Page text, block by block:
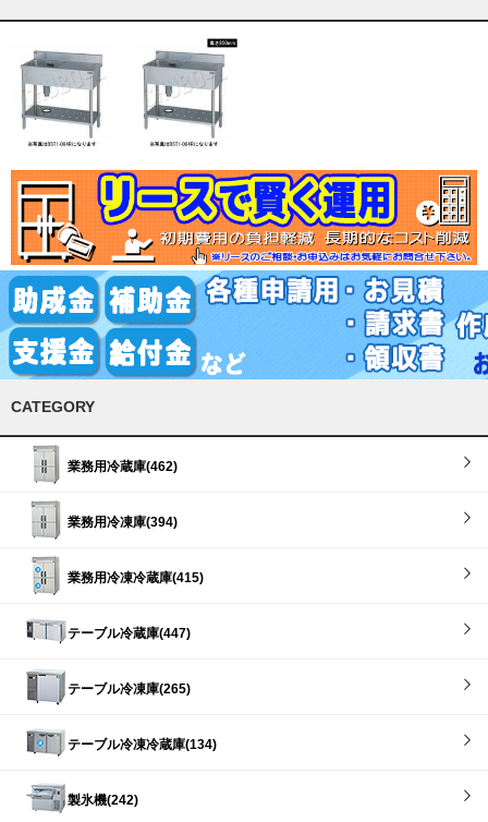
CATEGORY
業務用冷蔵庫(462)
業務用冷凍庫(394)
業務用冷凍冷蔵庫(415)
テーブル冷蔵庫(447)
テーブル冷凍庫(265)
テーブル冷凍冷蔵庫(134)
製氷機(242)